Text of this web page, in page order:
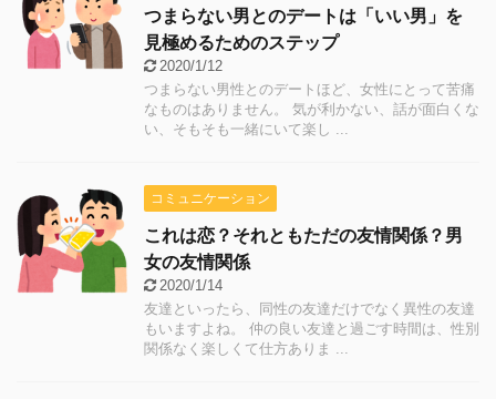
つまらない男とのデートは「いい男」を
見極めるためのステップ
2020/1/12
つまらない男性とのデートほど、女性にとって苦痛
なものはありません。 気が利かない、話が面白くな
い、そもそも一緒にいて楽し ...
コミュニケーション
これは恋？それともただの友情関係？男
女の友情関係
2020/1/14
友達といったら、同性の友達だけでなく異性の友達
もいますよね。 仲の良い友達と過ごす時間は、性別
関係なく楽しくて仕方ありま ...